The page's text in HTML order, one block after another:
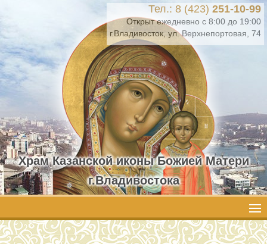
Тел.: 8 (423) 251-10-99
Открыт ежедневно с 8:00 до 19:00
г.Владивосток, ул. Верхнепортовая, 74
Храм Казанской иконы Божией Матери
г.Владивостока